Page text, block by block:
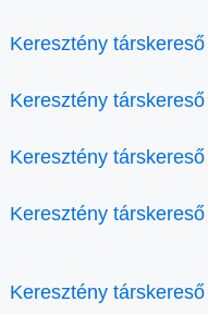
Keresztény
Keresztény
Keresztény
Keresztény
Keresztény